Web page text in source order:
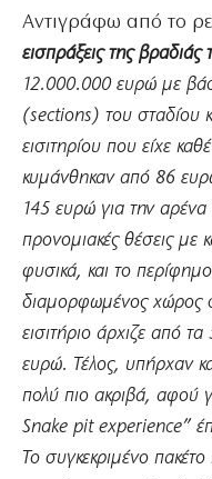
Αντιγράφω από το
εισπράξεις της
12.000.000 ευρώ με
(sections) του σταδίου
εισιτηρίου που είχε
κυμάνθηκαν από 86
145 ευρώ για την αρένα
προνομιακές θέσεις με
φυσικά, και το
διαμορφωμένος χώρος
εισιτήριο άρχιζε από
ευρώ. Τέλος, υπήρχαν
πολύ πιο ακριβά, αφού
Snake pit experience”
Το συγκεκριμένο